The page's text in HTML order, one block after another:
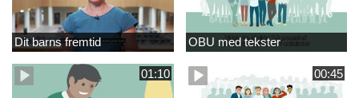
Dit barns fremtid OBU med tekster
01:10 00:45